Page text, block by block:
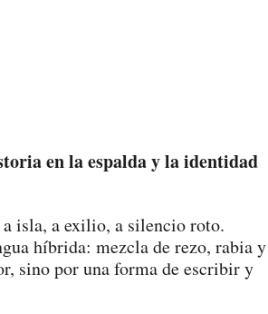
en la espalda y la identidad
isla, a exilio, a silencio roto.
híbrida: mezcla de rezo, rabia y
sino por una forma de escribir y